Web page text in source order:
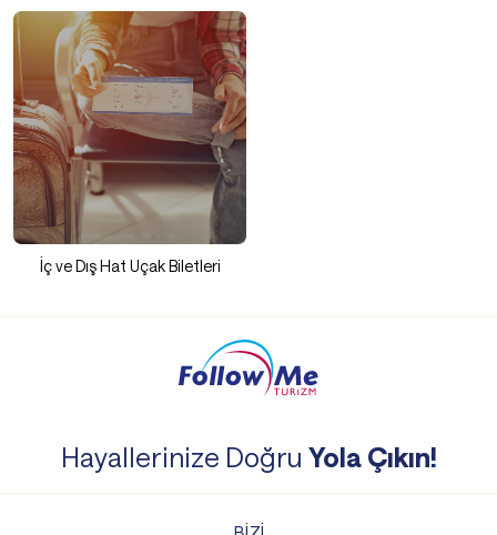
İç ve Dış Hat Uçak Biletleri
Hayallerinize Doğru Yola Çıkın!